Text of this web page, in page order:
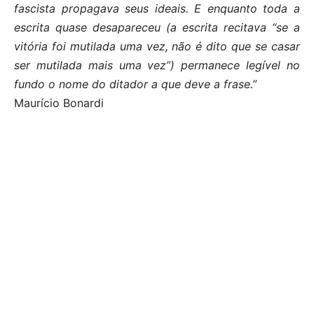
fascista propagava seus ideais. E enquanto toda a
escrita quase desapareceu (a escrita recitava “se a
vitória foi mutilada uma vez, não é dito que se casar
ser mutilada mais uma vez”) permanece legível no
fundo o nome do ditador a que deve a frase.”
Maurício Bonardi